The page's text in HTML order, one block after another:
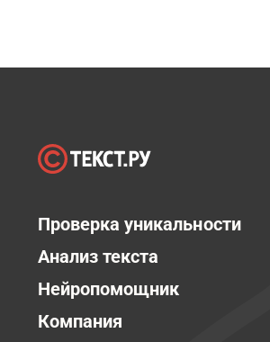
Проверка уникальности
Анализ текста
Нейропомощник
Компания